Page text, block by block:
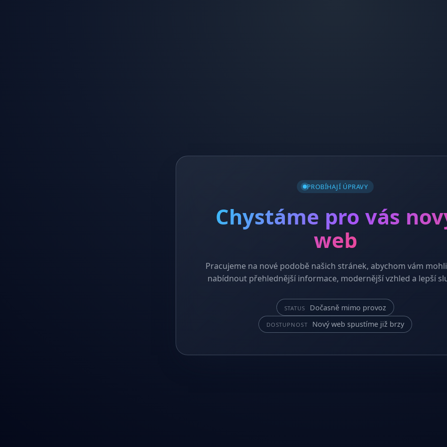
PROBÍHAJÍ ÚPRAVY
Chystáme pro vás
web
Pracujeme na nové podobě našich stránek, abychom vám
nabídnout přehlednější informace, modernější vzhled a lepší
STATUS Dočasně mimo provoz
DOSTUPNOST Nový web spustíme již brzy